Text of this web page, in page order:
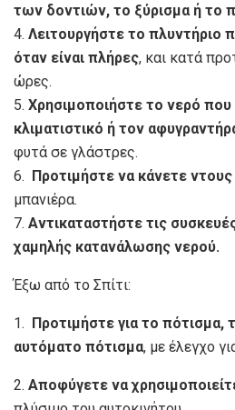
των δοντιών, το ξύρισμα ή το
4. Λειτουργήστε το πλυντήριο
όταν είναι πλήρες, και κατά
ώρες.
5. Χρησιμοποιήστε το νερό
κλιματιστικό ή τον
φυτά σε γλάστρες.
6. Προτιμήστε να κάνετε ντους
μπανιέρα.
7. Αντικαταστήστε τις
χαμηλής κατανάλωσης νερού.
Έξω από το Σπίτι:
1. Προτιμήστε για το πότισμα,
αυτόματο πότισμα, με έλεγχο
2. Αποφύγετε να